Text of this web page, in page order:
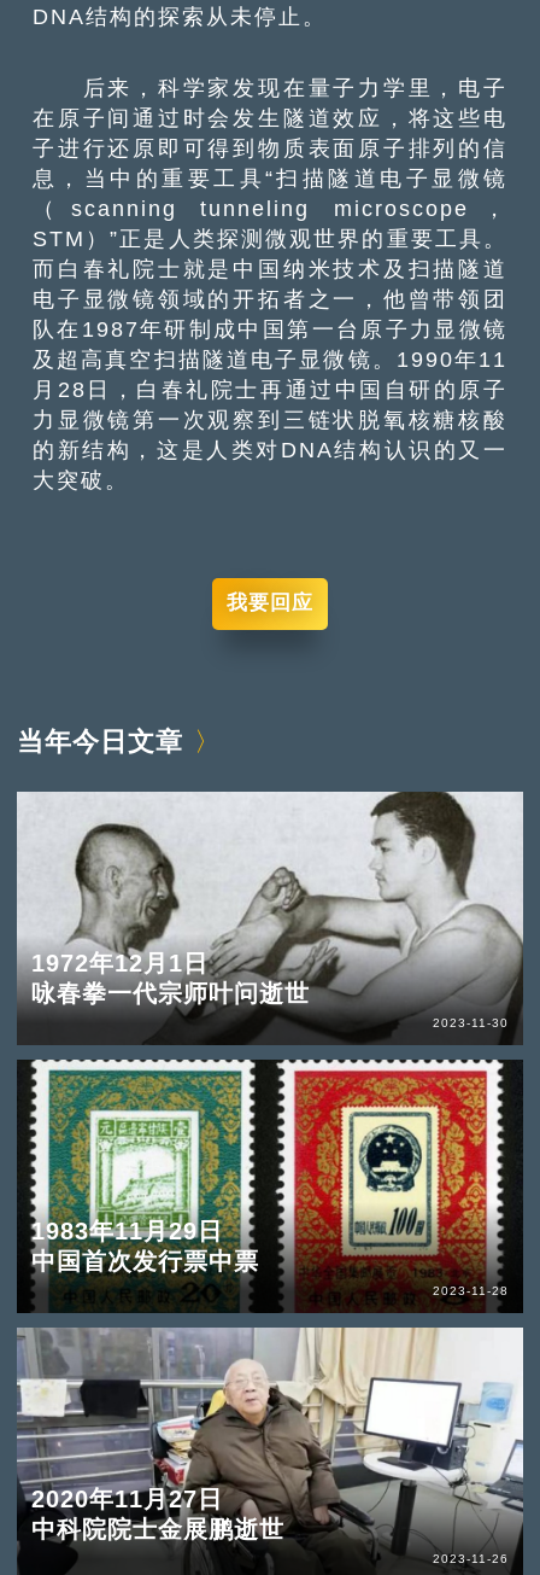
DNA结构的探索从未停止。
后来，科学家发现在量子力学里，电子
在原子间通过时会发生隧道效应，将这些电
子进行还原即可得到物质表面原子排列的信
息，当中的重要工具“扫描隧道电子显微镜
（scanning tunneling microscope，
STM）”正是人类探测微观世界的重要工具。
而白春礼院士就是中国纳米技术及扫描隧道
电子显微镜领域的开拓者之一，他曾带领团
队在1987年研制成中国第一台原子力显微镜
及超高真空扫描隧道电子显微镜。1990年11
月28日，白春礼院士再通过中国自研的原子
力显微镜第一次观察到三链状脱氧核糖核酸
的新结构，这是人类对DNA结构认识的又一
大突破。
我要回应
当年今日文章
1972年12月1日
咏春拳一代宗师叶问逝世
2023-11-30
1983年11月29日
中国首次发行票中票
2023-11-28
2020年11月27日
中科院院士金展鹏逝世
2023-11-26